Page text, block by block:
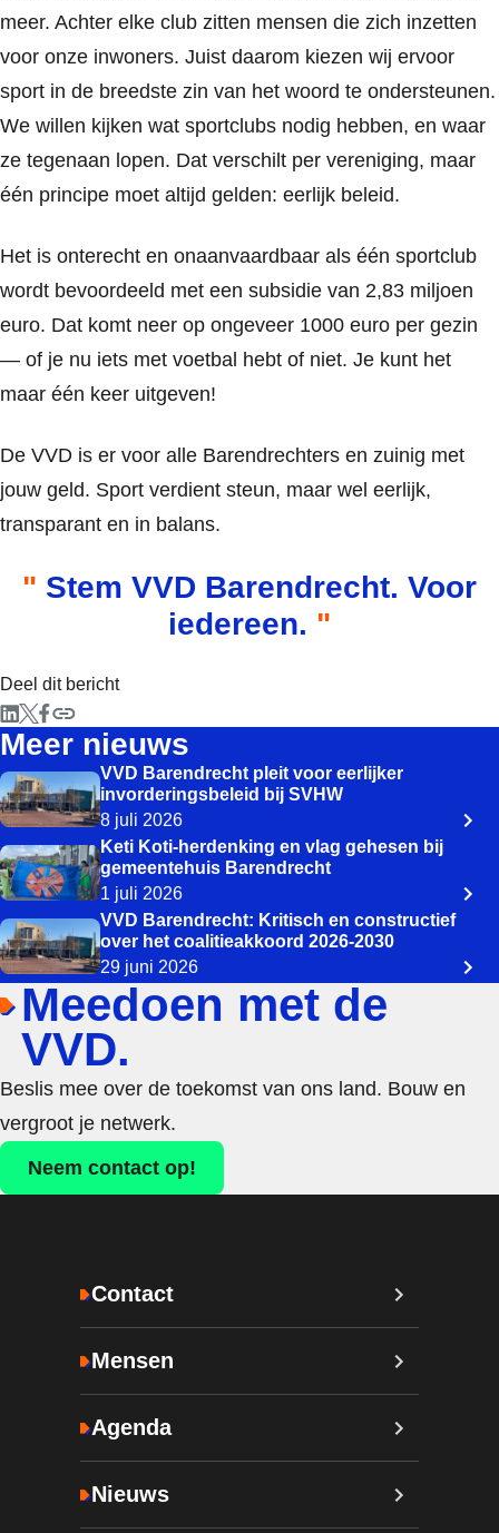
meer. Achter elke club zitten mensen die zich inzetten
voor onze inwoners. Juist daarom kiezen wij ervoor
sport in de breedste zin van het woord te ondersteunen.
We willen kijken wat sportclubs nodig hebben, en waar
ze tegenaan lopen. Dat verschilt per vereniging, maar
één principe moet altijd gelden: eerlijk beleid.
Het is onterecht en onaanvaardbaar als één sportclub
wordt bevoordeeld met een subsidie van 2,83 miljoen
euro. Dat komt neer op ongeveer 1000 euro per gezin
— of je nu iets met voetbal hebt of niet. Je kunt het
maar één keer uitgeven!
De VVD is er voor alle Barendrechters en zuinig met
jouw geld. Sport verdient steun, maar wel eerlijk,
transparant en in balans.
Stem VVD Barendrecht. Voor
iedereen.
Deel dit bericht
Meer nieuws
VVD Barendrecht pleit voor eerlijker
invorderingsbeleid bij SVHW
8 juli 2026
Keti Koti-herdenking en vlag gehesen bij
gemeentehuis Barendrecht
1 juli 2026
VVD Barendrecht: Kritisch en constructief
over het coalitieakkoord 2026-2030
29 juni 2026
Meedoen met de
VVD.
Beslis mee over de toekomst van ons land. Bouw en
vergroot je netwerk.
Neem contact op!
Contact
Mensen
Agenda
Nieuws